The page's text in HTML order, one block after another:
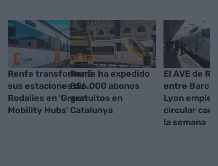
Renfe transformará
sus estaciones de
Rodalies en 'Green
Mobility Hubs'
Renfe ha expedido
856.000 abonos
gratuitos en
Catalunya
El AVE de
entre
Lyon
circular
la semana